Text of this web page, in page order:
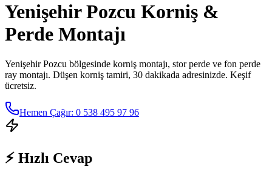
Yenişehir Pozcu Korniş &
Perde Montajı
Yenişehir Pozcu bölgesinde korniş montajı, stor perde ve fon perde
ray montajı. Düşen korniş tamiri, 30 dakikada adresinizde. Keşif
ücretsiz.
Hemen Çağır: 0 538 495 97 96
⚡ Hızlı Cevap